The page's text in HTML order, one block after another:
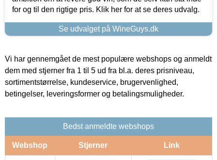
for og til den rigtige pris. Klik her for at se deres udvalg.
Se udvalget på WineGuys.dk
Vi har gennemgået de mest populære webshops og anmeldt
dem med stjerner fra 1 til 5 ud fra bl.a. deres prisniveau,
sortimentstørrelse, kundeservice, brugervenlighed,
betingelser, leveringsformer og betalingsmuligheder.
Bedst anmeldte webshops
Webshop Stjerner Link